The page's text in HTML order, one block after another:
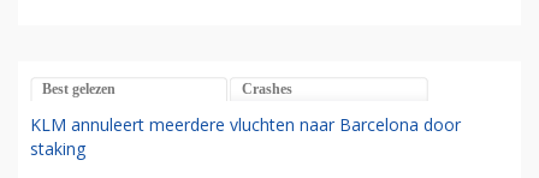
Best gelezen Crashes
KLM annuleert meerdere vluchten naar Barcelona door
staking